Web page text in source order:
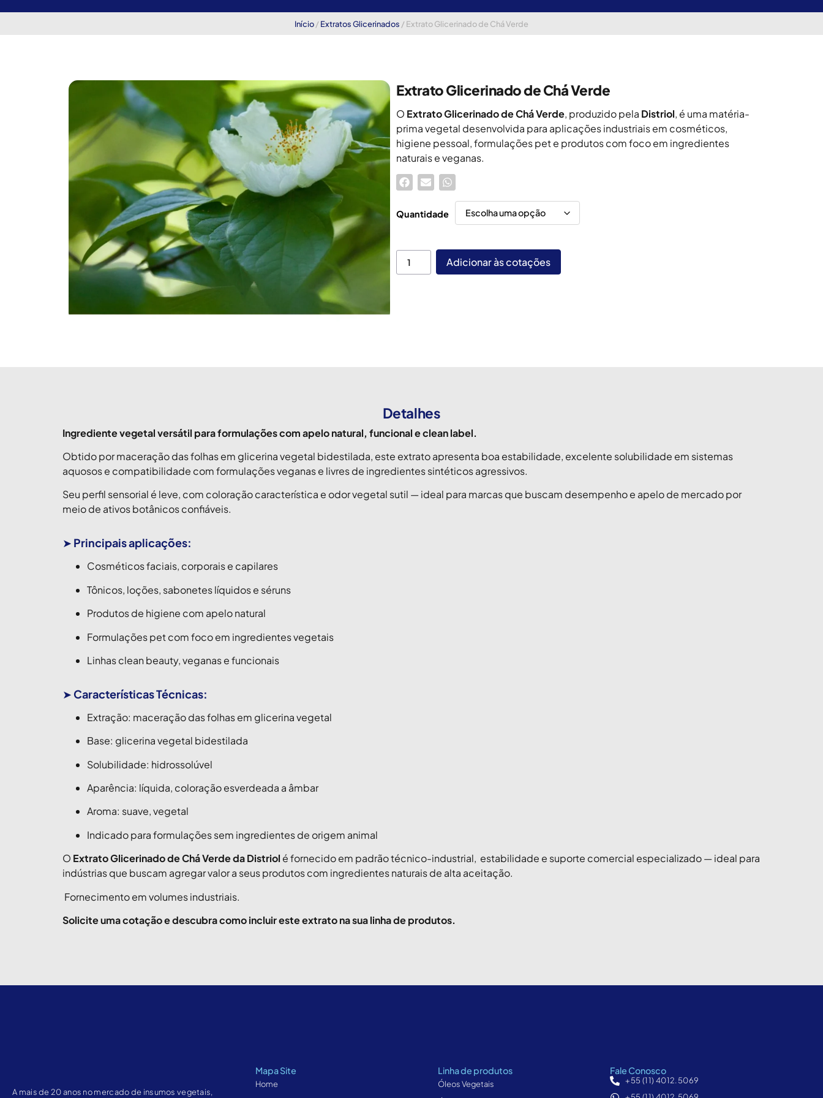
Início/Extratos Glicerinados / Extrato Glicerinado de Chá Verde
Extrato Glicerinado de Chá Verde
O Extrato Glicerinado de Chá Verde, produzido pela Distriol, é uma matéria-
prima vegetal desenvolvida para aplicações industriais em cosméticos,
higiene pessoal, formulações pet e produtos com foco em ingredientes
naturais e veganas.
Quantidade
Adicionar às cotações
Detalhes
Ingrediente vegetal versátil para formulações com apelo natural, funcional e clean label.
Obtido por maceração das folhas em glicerina vegetal bidestilada, este extrato apresenta boa estabilidade, excelente solubilidade em sistemas
aquosos e compatibilidade com formulações veganas e livres de ingredientes sintéticos agressivos.
Seu perfil sensorial é leve, com coloração característica e odor vegetal sutil — ideal para marcas que buscam desempenho e apelo de mercado por
meio de ativos botânicos confiáveis.
➤ Principais aplicações:
Cosméticos faciais, corporais e capilares
Tônicos, loções, sabonetes líquidos e séruns
Produtos de higiene com apelo natural
Formulações pet com foco em ingredientes vegetais
Linhas clean beauty, veganas e funcionais
➤ Características Técnicas:
Extração: maceração das folhas em glicerina vegetal
Base: glicerina vegetal bidestilada
Solubilidade: hidrossolúvel
Aparência: líquida, coloração esverdeada a âmbar
Aroma: suave, vegetal
Indicado para formulações sem ingredientes de origem animal
O Extrato Glicerinado de Chá Verde da Distriol é fornecido em padrão técnico-industrial, estabilidade e suporte comercial especializado — ideal para
indústrias que buscam agregar valor a seus produtos com ingredientes naturais de alta aceitação.
Fornecimento em volumes industriais.
Solicite uma cotação e descubra como incluir este extrato na sua linha de produtos.
A mais de 20 anos no mercado de insumos vegetais,
Mapa Site
Home
Linha de produtos
Óleos Vegetais
Fale Conosco
+55 (11) 4012.5069